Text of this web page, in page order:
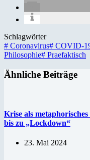
Schlagwörter
# Coronavirus# COVID-
Philosophie# Praefaktisch
Ähnliche Beiträge
Krise als
bis zu „Lockdown“
23. Mai 2024